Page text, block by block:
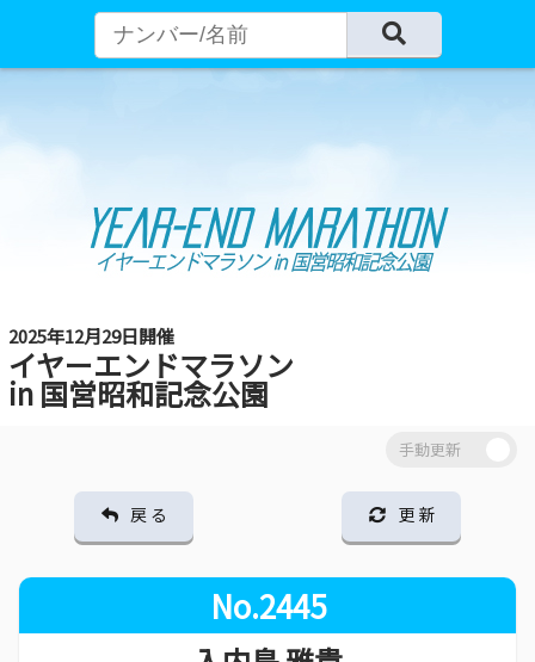
2025年12月29日開催
イヤーエンドマラソン
in 国営昭和記念公園
戻 る 更 新
No.2445